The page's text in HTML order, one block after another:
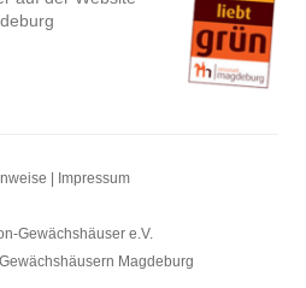
| Impressum
Gewächshäuser e.V.
Magdeburg